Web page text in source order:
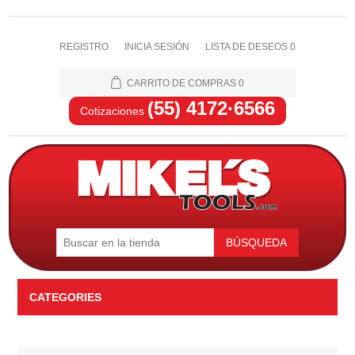
REGISTRO INICIA SESIÓN LISTA DE DESEOS 0
CARRITO DE COMPRAS 0
Cotizaciones (55) 4172·6566
BÚSQUEDA
CATEGORIES